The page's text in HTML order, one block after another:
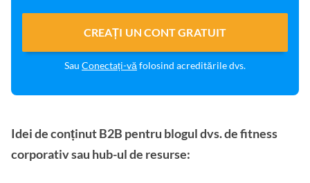
CREAȚI UN CONT GRATUIT
Sau Conectați-vă folosind acreditările dvs.
Idei de conținut B2B pentru blogul dvs. de fitness
corporativ sau hub-ul de resurse: